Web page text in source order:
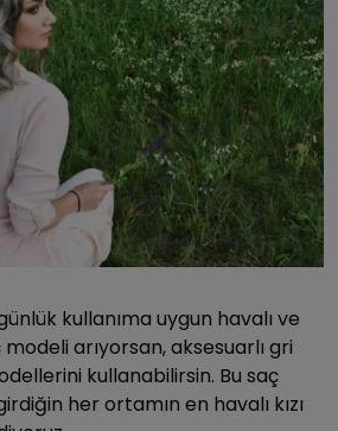
kullanıma uygun havalı ve
arıyorsan, aksesuarlı gri
kullanabilirsin. Bu saç
her ortamın en havalı kızı